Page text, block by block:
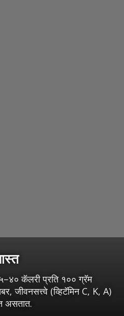
कॅलरी प्रति १०० ग्रॅम
जीवनसत्त्वे (व्हिटॅमिन C, K, A)
असतात.